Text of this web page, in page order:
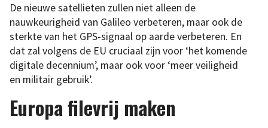
De nieuwe satellieten zullen niet alleen de
nauwkeurigheid van Galileo verbeteren, maar ook de
sterkte van het GPS-signaal op aarde verbeteren. En
dat zal volgens de EU cruciaal zijn voor ‘het komende
digitale decennium’, maar ook voor ‘meer veiligheid
en militair gebruik’.
Europa filevrij maken